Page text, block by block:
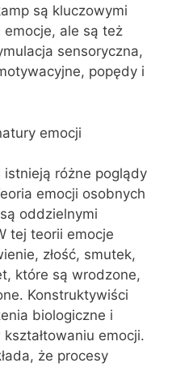
są kluczowymi
emocje, ale są też
sensoryczna,
popędy i
emocji
różne poglądy
emocji osobnych
oddzielnymi
tej teorii emocje
złość, smutek,
które są wrodzone,
Konstruktywiści
biologiczne i
emocji.
że procesy